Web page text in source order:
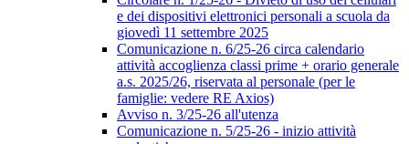
e dei dispositivi elettronici personali a scuola da
giovedì 11 settembre 2025
Comunicazione n. 6/25-26 circa calendario
attività accoglienza classi prime + orario generale
a.s. 2025/26, riservata al personale (per le
famiglie: vedere RE Axios)
Avviso n. 3/25-26 all'utenza
Comunicazione n. 5/25-26 - inizio attività